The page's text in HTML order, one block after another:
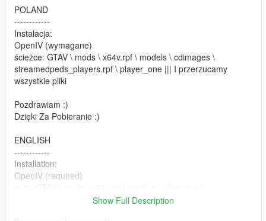
POLAND
------------
Instalacja:
OpenIV (wymagane)
ścieżce: GTAV \ mods \ x64v.rpf \ models \ cdimages \
streamedpeds_players.rpf \ player_one ||| I przerzucamy
wszystkie pliki
Pozdrawiam :)
Dzięki Za Pobieranie :)
ENGLISH
------------
Installation:
OpenIV (required)
streamedpeds_players.rpf \ player_one ||| And we transfer all
Show Full Description